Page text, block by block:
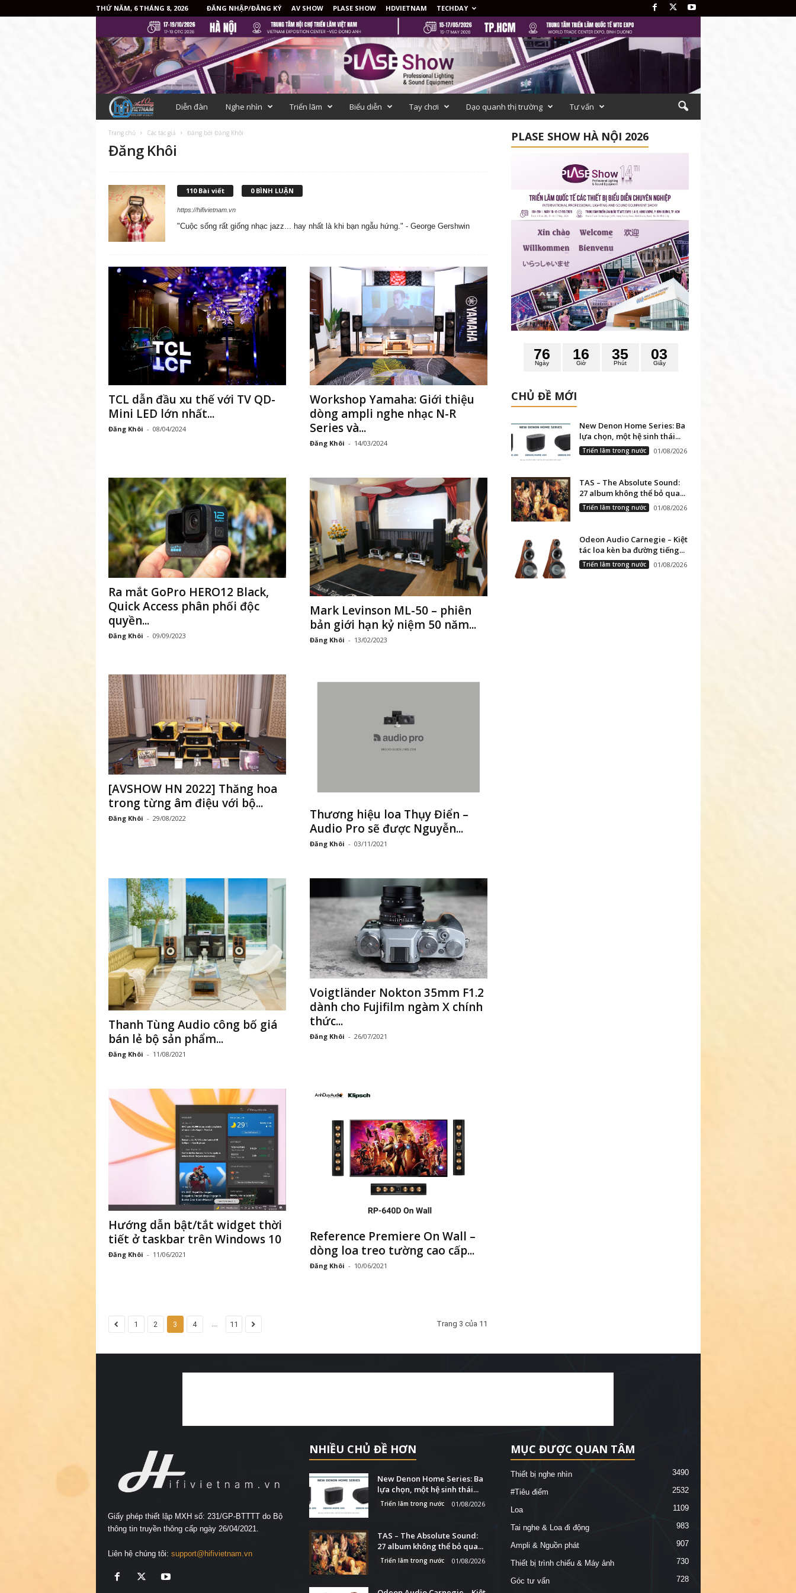
THỨ NĂM, 6 THÁNG 8, 2026 ĐĂNG NHẬP/ĐĂNG KÝ AV SHOW PLASE SHOW HDVIETNAM TECHDAY
i
f
t
N
a
m
–
M
g
ã
h
ế
t
h
ứ
g
h
e
n
h
n
Diễn đàn Nghe nhìn Triển lãm Biểu diễn Tay chơi Dạo quanh thị trường Tư vấn
Trang chủ Các tác giả Đăng bởi Đăng Khôi
Đăng Khôi
110 Bài viết 0 BÌNH LUẬN
https://hifivietnam.vn
"Cuộc sống rất giống nhạc jazz... hay nhất là khi bạn ngẫu hứng." - George Gershwin
TCL dẫn đầu xu thế với TV QD-
Mini LED lớn nhất...
Đăng Khôi - 08/04/2024
Workshop Yamaha: Giới thiệu
dòng ampli nghe nhạc N-R
Series và...
Đăng Khôi - 14/03/2024
Ra mắt GoPro HERO12 Black,
Quick Access phân phối độc
quyền...
Đăng Khôi - 09/09/2023
Mark Levinson ML-50 – phiên
bản giới hạn kỷ niệm 50 năm...
Đăng Khôi - 13/02/2023
[AVSHOW HN 2022] Thăng hoa
trong từng âm điệu với bộ...
Đăng Khôi - 29/08/2022
Thương hiệu loa Thụy Điển –
Audio Pro sẽ được Nguyễn...
Đăng Khôi - 03/11/2021
Thanh Tùng Audio công bố giá
bán lẻ bộ sản phẩm...
Đăng Khôi - 11/08/2021
Voigtländer Nokton 35mm F1.2
dành cho Fujifilm ngàm X chính
thức...
Đăng Khôi - 26/07/2021
Hướng dẫn bật/tắt widget thời
tiết ở taskbar trên Windows 10
Đăng Khôi - 11/06/2021
Reference Premiere On Wall –
dòng loa treo tường cao cấp...
Đăng Khôi - 10/06/2021
1 2 3 4 ... 11 Trang 3 của 11
PLASE SHOW HÀ NỘI 2026
Ngày
76
Giờ
16
Phút
35
Giây
02
CHỦ ĐỀ MỚI
New Denon Home Series: Ba
lựa chọn, một hệ sinh thái...
Triển lãm trong nước 01/08/2026
TAS – The Absolute Sound:
27 album không thể bỏ qua...
Triển lãm trong nước 01/08/2026
Odeon Audio Carnegie – Kiệt
tác loa kèn ba đường tiếng...
Triển lãm trong nước 01/08/2026
Giấy phép thiết lập MXH số: 231/GP-BTTTT do Bộ
thông tin truyền thông cấp ngày 26/04/2021.
Liên hệ chúng tôi: support@hifivietnam.vn
NHIỀU CHỦ ĐỀ HƠN
New Denon Home Series: Ba
lựa chọn, một hệ sinh thái...
Triển lãm trong nước 01/08/2026
TAS – The Absolute Sound:
27 album không thể bỏ qua...
Triển lãm trong nước 01/08/2026
MỤC ĐƯỢC QUAN TÂM
Thiết bị nghe nhìn 3490
#Tiêu điểm 2532
Loa 1109
Tai nghe & Loa đi động 983
Ampli & Nguồn phát 907
Thiết bị trình chiếu & Máy ảnh 730
Góc tư vấn 728